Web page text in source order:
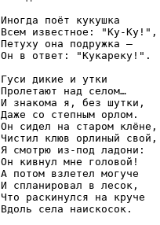
Иногда поёт кукушка
Всем известное: "Ку-Ку!",
Петуху она подружка –
Он в ответ: "Кукареку!".
Гуси дикие и утки
Пролетают над селом…
И знакома я, без шутки,
Даже со степным орлом.
Он сидел на старом клёне,
Чистил клюв орлиный свой,
Я смотрю из-под ладони:
Он кивнул мне головой!
А потом взлетел могуче
И спланировал в лесок,
Что раскинулся на круче
Вдоль села наискосок.